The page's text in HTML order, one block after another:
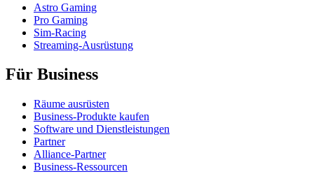
Astro Gaming
Pro Gaming
Sim-Racing
Streaming-Ausrüstung
Für Business
Räume ausrüsten
Business-Produkte kaufen
Software und Dienstleistungen
Partner
Alliance-Partner
Business-Ressourcen